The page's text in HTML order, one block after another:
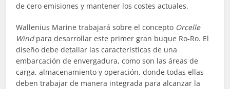
de cero emisiones y mantener los costes actuales.
Wallenius Marine trabajará sobre el concepto Orcelle
Wind para desarrollar este primer gran buque Ro-Ro. El
diseño debe detallar las características de una
embarcación de envergadura, como son las áreas de
carga, almacenamiento y operación, donde todas ellas
deben trabajar de manera integrada para alcanzar la